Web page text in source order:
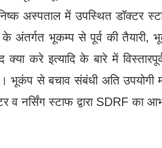
अस्पताल में उपस्थित डॉक्टर
के अंतर्गत भूकम्प से पूर्व की तैयारी,
करे इत्यादि के बारे में
भूकंप से बचाव संबंधी अति उपयोगी
व नर्सिंग स्टाफ द्वारा SDRF का